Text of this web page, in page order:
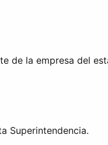
de la empresa del
Superintendencia.